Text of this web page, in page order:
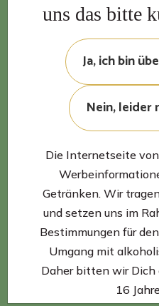
Cindy Nickel
GIB Gesellschaft für
Darmstädter Landstraße
60598 Frankfurt am Main
Radeberger Gruppe KG
Darmstädter Landstraße
60598 Frankfurt am Main
uns das bitte
Ja, ich bin
Nein, leider
Die Internetseite
Getränken. Wir
und setzen uns im
Bestimmungen für
Umgang mit
Daher bitten wir Dich
16